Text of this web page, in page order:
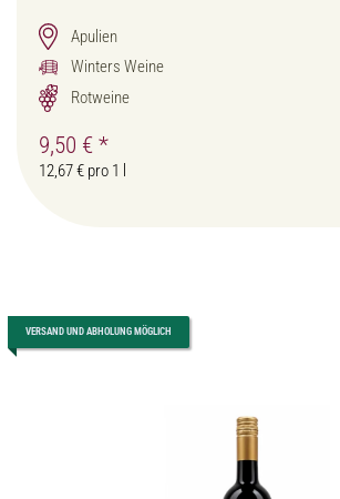
Apulien
Winters Weine
Rotweine
9,50 € *
12,67 € pro 1 l
VERSAND UND ABHOLUNG MÖGLICH